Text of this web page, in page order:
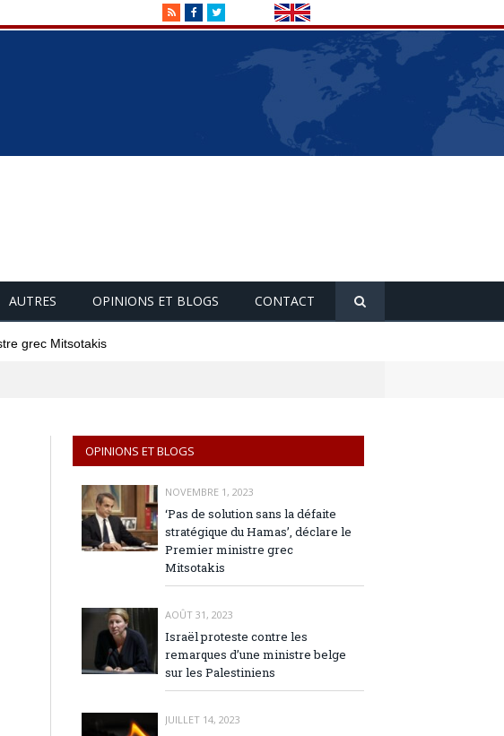
RSSFacebookTwitter
AUTRES OPINIONS ET BLOGS CONTACT
grec Mitsotakis
OPINIONS ET BLOGS
NOVEMBRE 1, 2023
‘Pas de solution sans la défaite
stratégique du Hamas’, déclare le
Premier ministre grec
Mitsotakis
AOÛT 31, 2023
Israël proteste contre les
remarques d’une ministre belge
sur les Palestiniens
JUILLET 14, 2023